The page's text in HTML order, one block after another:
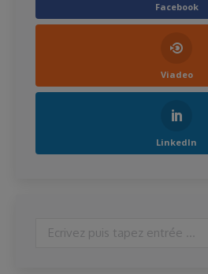
Facebook
Viadeo
LinkedIn
Search: